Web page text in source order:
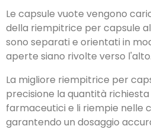
Le capsule vuote vengono
della riempitrice per capsule
sono separati e orientati in
aperte siano rivolte verso l'alto.
La migliore riempitrice per
precisione la quantità
farmaceutici e li riempie nelle
garantendo un dosaggio